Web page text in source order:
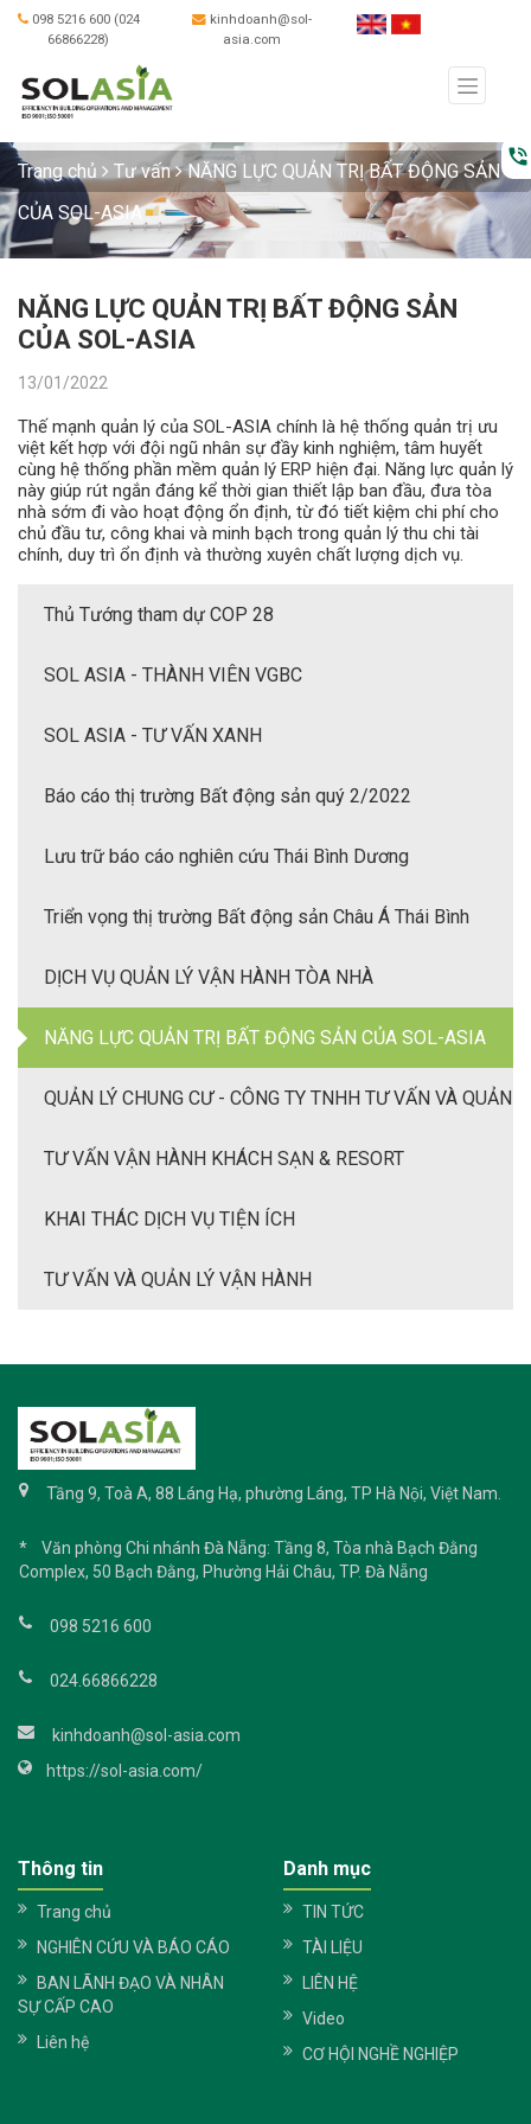
098 5216 600 (024
66866228)
kinhdoanh@sol-
asia.com
phone_in_talk
Trang chủ Tư vấn
NĂNG LỰC QUẢN TRỊ BẤT ĐỘNG SẢN
CỦA SOL-ASIA
NĂNG LỰC QUẢN TRỊ BẤT ĐỘNG SẢN
CỦA SOL-ASIA
13/01/2022
Thế mạnh quản lý của SOL-ASIA chính là hệ thống quản trị ưu
việt kết hợp với đội ngũ nhân sự đầy kinh nghiệm, tâm huyết
cùng hệ thống phần mềm quản lý ERP hiện đại. Năng lực quản lý
này giúp rút ngắn đáng kể thời gian thiết lập ban đầu, đưa tòa
nhà sớm đi vào hoạt động ổn định, từ đó tiết kiệm chi phí cho
chủ đầu tư, công khai và minh bạch trong quản lý thu chi tài
chính, duy trì ổn định và thường xuyên chất lượng dịch vụ.
Thủ Tướng tham dự COP 28
SOL ASIA - THÀNH VIÊN VGBC
SOL ASIA - TƯ VẤN XANH
Báo cáo thị trường Bất động sản quý 2/2022
Lưu trữ báo cáo nghiên cứu Thái Bình Dương
Triển vọng thị trường Bất động sản Châu Á Thái Bình
Dương 2022
DỊCH VỤ QUẢN LÝ VẬN HÀNH TÒA NHÀ
NĂNG LỰC QUẢN TRỊ BẤT ĐỘNG SẢN CỦA SOL-ASIA
QUẢN LÝ CHUNG CƯ - CÔNG TY TNHH TƯ VẤN VÀ QUẢN
LÝ BẤT ĐỘNG SẢN SOL-ASIA
TƯ VẤN VẬN HÀNH KHÁCH SẠN & RESORT
KHAI THÁC DỊCH VỤ TIỆN ÍCH
TƯ VẤN VÀ QUẢN LÝ VẬN HÀNH
Tầng 9, Toà A, 88 Láng Hạ, phường Láng, TP Hà Nội, Việt Nam.
* Văn phòng Chi nhánh Đà Nẵng: Tầng 8, Tòa nhà Bạch Đằng
Complex, 50 Bạch Đằng, Phường Hải Châu, TP. Đà Nẵng
098 5216 600
024.66866228
kinhdoanh@sol-asia.com
https://sol-asia.com/
Thông tin
Trang chủ
NGHIÊN CỨU VÀ BÁO CÁO
BAN LÃNH ĐẠO VÀ NHÂN
SỰ CẤP CAO
Liên hệ
Danh mục
TIN TỨC
TÀI LIỆU
LIÊN HỆ
Video
CƠ HỘI NGHỀ NGHIỆP